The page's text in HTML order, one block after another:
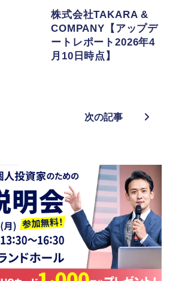
株式会社TAKARA &
COMPANY【アップデ
ートレポート2026年4
月10日時点】
次の記事